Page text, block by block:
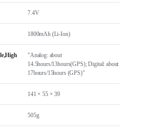
7.4V
1800mAh (Li-Ion)
"Analog: about
14.5hours/13hours(GPS); Digital: about
17hours/15hours (GPS)"
141 × 55 × 39
505g